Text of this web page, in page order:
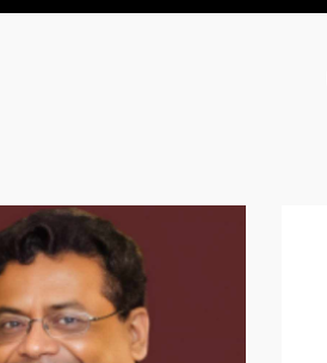
Md. Mohiuddin ,